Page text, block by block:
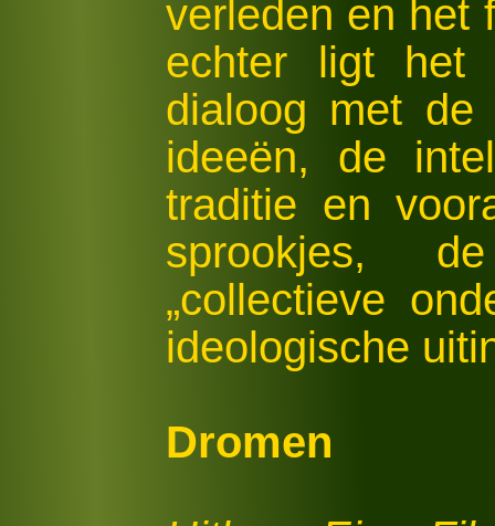
verleden en het
echter ligt het
dialoog met de
ideeën, de
traditie en
sprookjes,
„collectieve
ideologische
Dromen